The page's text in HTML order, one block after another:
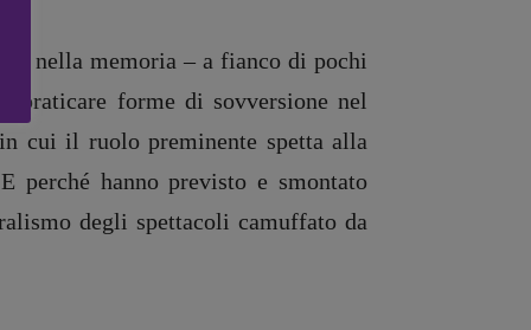
o nella memoria – a fianco di pochi
praticare forme di sovversione nel
cui il ruolo preminente spetta alla
perché hanno previsto e smontato
degli spettacoli camuffato da